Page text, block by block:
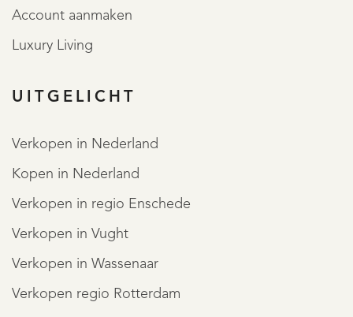
Account aanmaken
Luxury Living
UITGELICHT
Verkopen in Nederland
Kopen in Nederland
Verkopen in regio Enschede
Verkopen in Vught
Verkopen in Wassenaar
Verkopen regio Rotterdam